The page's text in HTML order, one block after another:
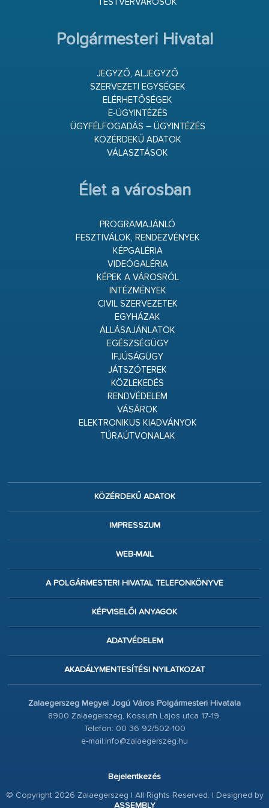
TESTVÉRVÁROSOK
Polgármesteri Hivatal
JEGYZŐ, ALJEGYZŐ
SZERVEZETI EGYSÉGEK
ELÉRHETŐSÉGEK
E-ÜGYINTÉZÉS
ÜGYFÉLFOGADÁS – ÜGYINTÉZÉS
KÖZÉRDEKŰ ADATOK
VÁLASZTÁSOK
Élet a városban
PROGRAMAJÁNLÓ
FESZTIVÁLOK, RENDEZVÉNYEK
KÉPGALÉRIA
VIDEÓGALÉRIA
KÉPEK A VÁROSRÓL
INTÉZMÉNYEK
CIVIL SZERVEZETEK
EGYHÁZAK
ÁLLÁSAJÁNLATOK
EGÉSZSÉGÜGY
IFJÚSÁGÜGY
JÁTSZÓTEREK
KÖZLEKEDÉS
RENDVÉDELEM
VÁSÁROK
ELEKTRONIKUS KIADVÁNYOK
TÚRAÚTVONALAK
KÖZÉRDEKŰ ADATOK
IMPRESSZUM
WEB-MAIL
A POLGÁRMESTERI HIVATAL TELEFONKÖNYVE
KÉPVISELŐI ANYAGOK
ADATVÉDELEM
AKADÁLYMENTESÍTÉSI NYILATKOZAT
Zalaegerszeg Megyei Jogú Város Polgármesteri Hivatala
8900 Zalaegerszeg, Kossuth Lajos utca 17-19.
Telefon: 00 36 92/502-100
e-mail:info@zalaegerszeg.hu
Bejelentkezés
© Copyright 2026 Zalaegerszeg | All Rights Reserved. | Designed by
ASSEMBLY